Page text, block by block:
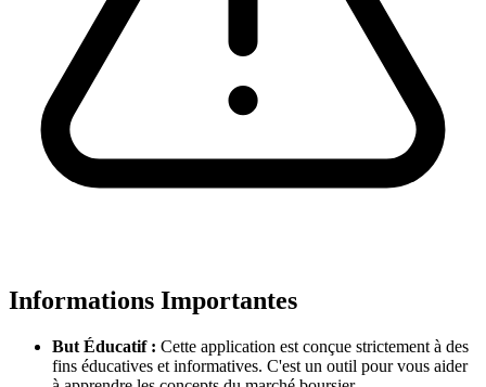
Informations Importantes
But Éducatif : Cette application est conçue strictement à des
fins éducatives et informatives. C'est un outil pour vous aider